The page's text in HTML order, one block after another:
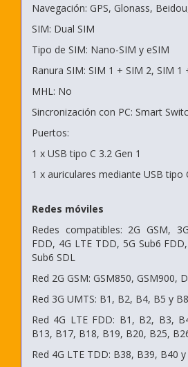
Navegación: GPS, Glonass,
SIM: Dual SIM
Tipo de SIM: Nano-SIM y eSIM
Ranura SIM: SIM 1 + SIM 2, SIM 1
MHL: No
Sincronización con PC: Smart
Puertos:
1 x USB tipo C 3.2 Gen 1
1 x auriculares mediante USB tipo
Redes móviles
Redes compatibles: 2G GSM,
FDD, 4G LTE TDD, 5G Sub6
Sub6 SDL
Red 2G GSM: GSM850, GSM900,
Red 3G UMTS: B1, B2, B4, B5 y B8
Red 4G LTE FDD: B1, B2, B3,
B13, B17, B18, B19, B20, B25,
Red 4G LTE TDD: B38, B39, B40 y